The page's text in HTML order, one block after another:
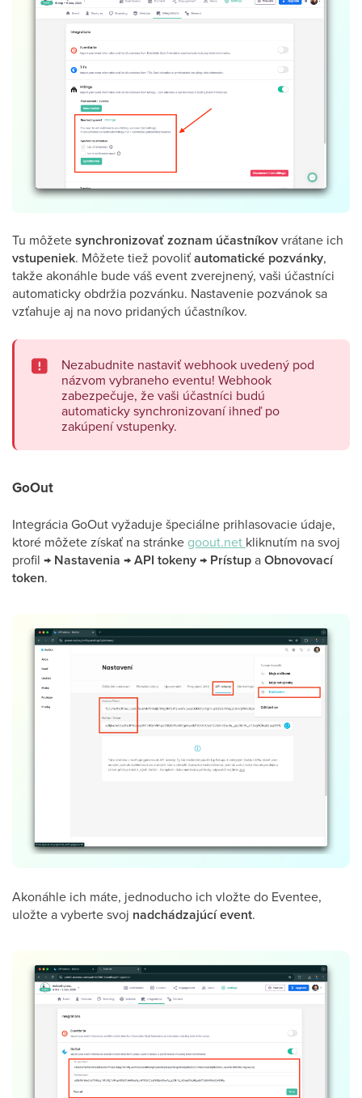
Tu môžetesynchronizovať zoznam účastníkovvrátane ich
vstupeniek. Môžete tiež povoliťautomatické pozvánky,
takže akonáhle bude váš event zverejnený, vaši účastníci
automaticky obdržia pozvánku. Nastavenie pozvánok sa
vzťahuje aj na novo pridaných účastníkov.
Nezabudnite nastaviť webhook uvedený pod
názvom vybraneho eventu! Webhook
zabezpečuje, že vaši účastníci budú
automaticky synchronizovaní ihneď po
zakúpení vstupenky.
GoOut
Integrácia GoOut vyžaduje špeciálne prihlasovacie údaje,
ktoré môžete získať na stránkegoout.net kliknutím na svoj
profil → Nastavenia →API tokeny→ PrístupaObnovovací
token.
Akonáhle ich máte, jednoducho ich vložte do Eventee,
uložte a vyberte svoj nadchádzajúcí event.